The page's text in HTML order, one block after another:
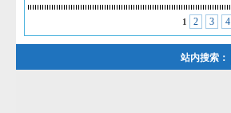
1 2 3 4
站内搜索：